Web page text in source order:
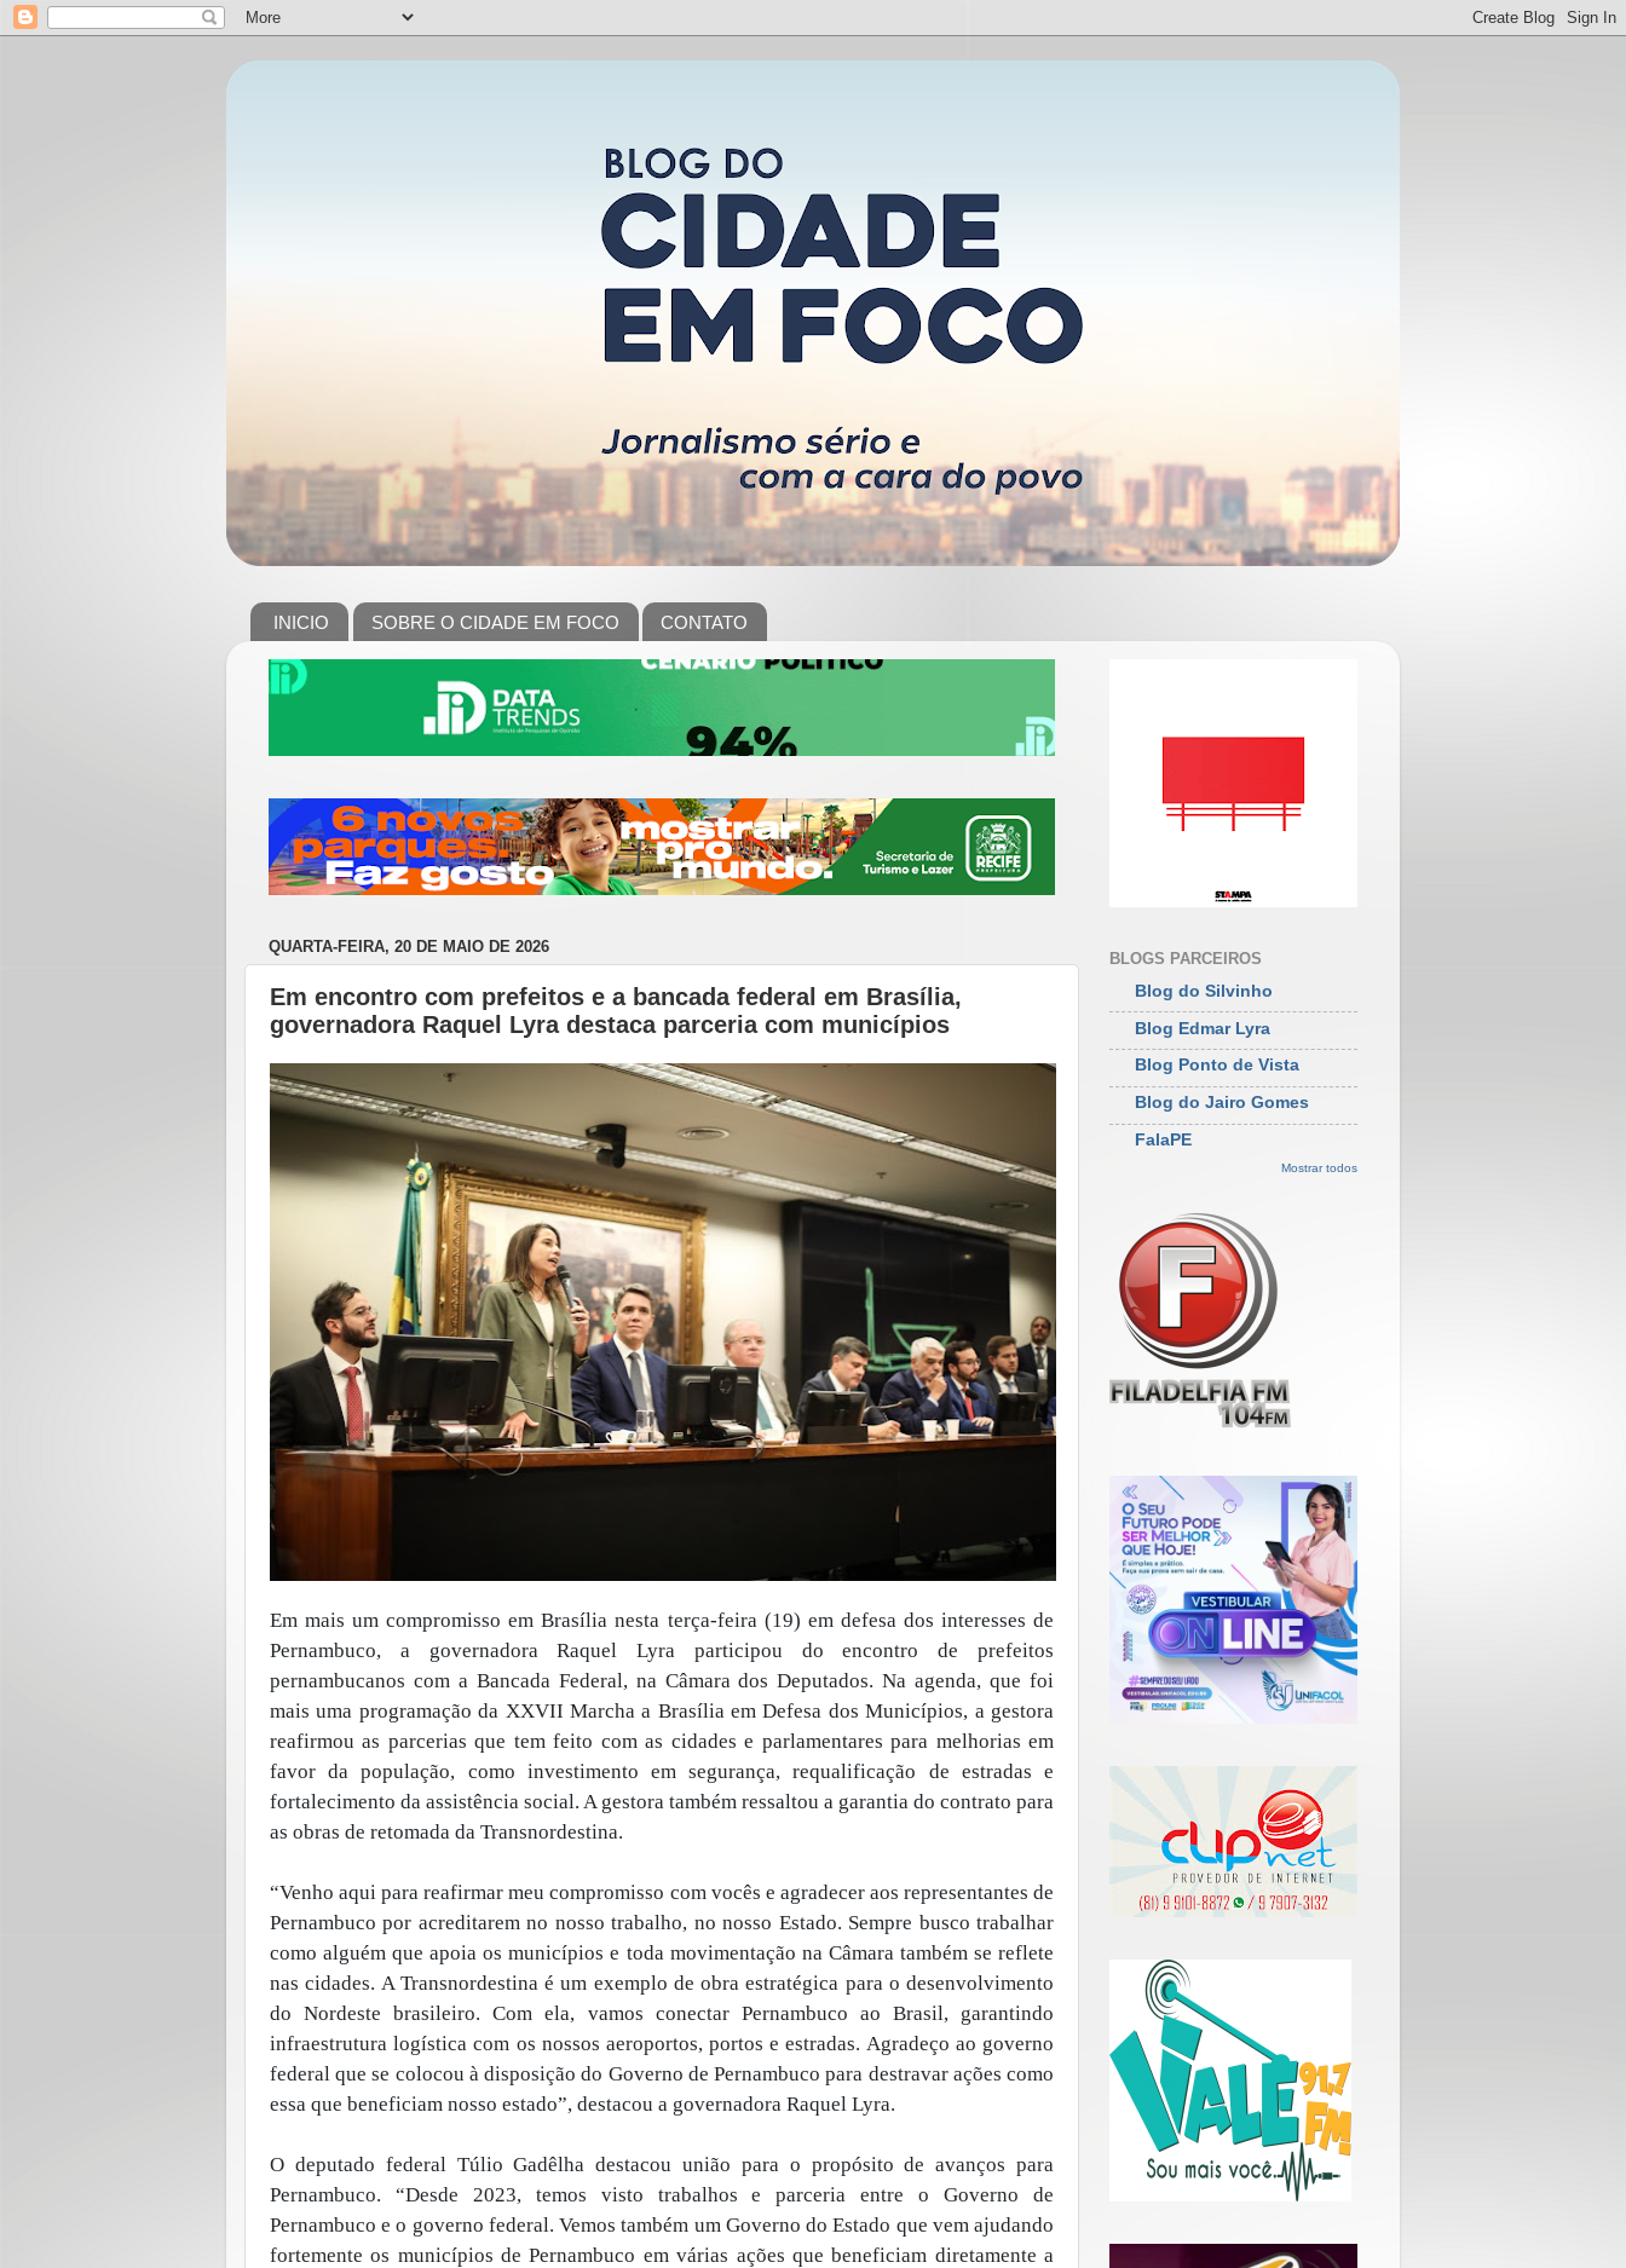
INICIO SOBRE O CIDADE EM FOCO CONTATO
QUARTA-FEIRA, 20 DE MAIO DE 2026
Em encontro com prefeitos e a bancada federal em Brasília,
governadora Raquel Lyra destaca parceria com municípios
Em mais um compromisso em Brasília nesta terça-feira (19) em defesa dos interesses de
Pernambuco, a governadora Raquel Lyra participou do encontro de prefeitos
pernambucanos com a Bancada Federal, na Câmara dos Deputados. Na agenda, que foi
mais uma programação da XXVII Marcha a Brasília em Defesa dos Municípios, a gestora
reafirmou as parcerias que tem feito com as cidades e parlamentares para melhorias em
favor da população, como investimento em segurança, requalificação de estradas e
fortalecimento da assistência social. A gestora também ressaltou a garantia do contrato para
as obras de retomada da Transnordestina.
“Venho aqui para reafirmar meu compromisso com vocês e agradecer aos representantes de
Pernambuco por acreditarem no nosso trabalho, no nosso Estado. Sempre busco trabalhar
como alguém que apoia os municípios e toda movimentação na Câmara também se reflete
nas cidades. A Transnordestina é um exemplo de obra estratégica para o desenvolvimento
do Nordeste brasileiro. Com ela, vamos conectar Pernambuco ao Brasil, garantindo
infraestrutura logística com os nossos aeroportos, portos e estradas. Agradeço ao governo
federal que se colocou à disposição do Governo de Pernambuco para destravar ações como
essa que beneficiam nosso estado”, destacou a governadora Raquel Lyra.
O deputado federal Túlio Gadêlha destacou união para o propósito de avanços para
Pernambuco. “Desde 2023, temos visto trabalhos e parceria entre o Governo de
Pernambuco e o governo federal. Vemos também um Governo do Estado que vem ajudando
fortemente os municípios de Pernambuco em várias ações que beneficiam diretamente a
BLOGS PARCEIROS
Blog do Silvinho
Blog Edmar Lyra
Blog Ponto de Vista
Blog do Jairo Gomes
FalaPE
Mostrar todos